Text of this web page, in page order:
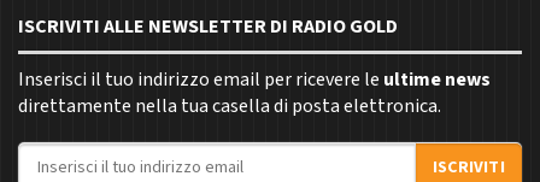
ISCRIVITI ALLE NEWSLETTER DI RADIO GOLD
Inserisci il tuo indirizzo email per ricevere le ultime news
direttamente nella tua casella di posta elettronica.
Indirizzo email
ISCRIVITI